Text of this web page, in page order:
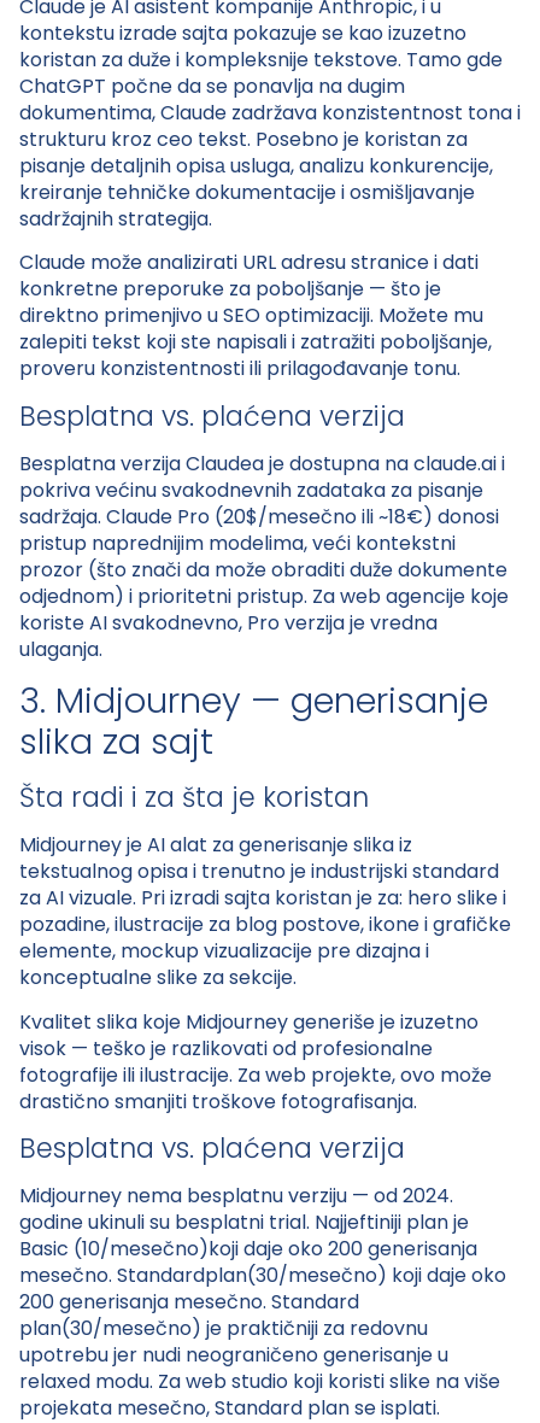
Claude je AI asistent kompanije Anthropic, i u
kontekstu izrade sajta pokazuje se kao izuzetno
koristan za duže i kompleksnije tekstove. Tamo gde
ChatGPT počne da se ponavlja na dugim
dokumentima, Claude zadržava konzistentnost tona i
strukturu kroz ceo tekst. Posebno je koristan za
pisanje detaljnih opisа usluga, analizu konkurencije,
kreiranje tehničke dokumentacije i osmišljavanje
sadržajnih strategija.
Claude može analizirati URL adresu stranice i dati
konkretne preporuke za poboljšanje — što je
direktno primenjivo u SEO optimizaciji. Možete mu
zalepiti tekst koji ste napisali i zatražiti poboljšanje,
proveru konzistentnosti ili prilagođavanje tonu.
Besplatna vs. plaćena verzija
Besplatna verzija Claudea je dostupna na claude.ai i
pokriva većinu svakodnevnih zadataka za pisanje
sadržaja. Claude Pro (20$/mesečno ili ~18€) donosi
pristup naprednijim modelima, veći kontekstni
prozor (što znači da može obraditi duže dokumente
odjednom) i prioritetni pristup. Za web agencije koje
koriste AI svakodnevno, Pro verzija je vredna
ulaganja.
3. Midjourney — generisanje
slika za sajt
Šta radi i za šta je koristan
Midjourney je AI alat za generisanje slika iz
tekstualnog opisa i trenutno je industrijski standard
za AI vizuale. Pri izradi sajta koristan je za: hero slike i
pozadine, ilustracije za blog postove, ikone i grafičke
elemente, mockup vizualizacije pre dizajna i
konceptualne slike za sekcije.
Kvalitet slika koje Midjourney generiše je izuzetno
visok — teško je razlikovati od profesionalne
fotografije ili ilustracije. Za web projekte, ovo može
drastično smanjiti troškove fotografisanja.
Besplatna vs. plaćena verzija
Midjourney nema besplatnu verziju — od 2024.
godine ukinuli su besplatni trial. Najjeftiniji plan je
Basic (10/mesečno)koji daje oko 200 generisanja
mesečno. Standardplan(30/mesečno) koji daje oko
200 generisanja mesečno. Standard
plan(30/mesečno) je praktičniji za redovnu
upotrebu jer nudi neograničeno generisanje u
relaxed modu. Za web studio koji koristi slike na više
projekata mesečno, Standard plan se isplati.